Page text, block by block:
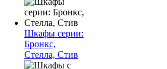
Шкафы серии:
Бронкс,
Стелла, Стив